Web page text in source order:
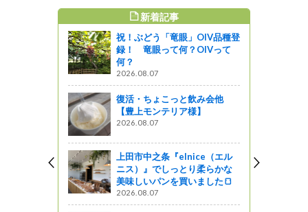
新着記事
祝！ぶどう「竜眼」OIV品種登
録！ 竜眼って何？OIVって
何？
2026.08.07
復活・ちょこっと飲み会他
【豊上モンテリア様】
2026.08.07
上田市中之条『elnice（エル
ニス）』でしっとり柔らかな
美味しいパンを買いました🍞
2026.08.07